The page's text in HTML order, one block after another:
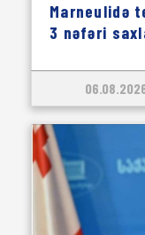
Marneulidə
3 nəfəri